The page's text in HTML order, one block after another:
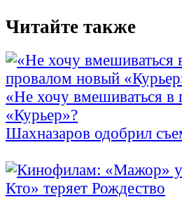
Читайте также
«Не хочу вмешиваться в
«Курьер»?
Шахназаров одобрил